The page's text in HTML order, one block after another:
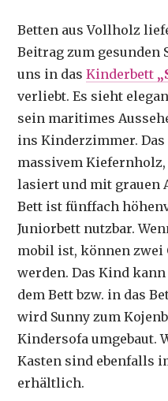
Betten aus Vollholz
Beitrag zum gesunden
uns in dasKinderbett
verliebt. Es sieht
sein maritimes
ins Kinderzimmer. Das
massivem
lasiert und mit grauen
Bett ist fünffach
Juniorbett nutzbar.
mobil ist, können
werden. Das Kind
dem Bett bzw. in das
wird Sunny zum
Kindersofa umgebaut.
Kasten sind ebenfalls
erhältlich.